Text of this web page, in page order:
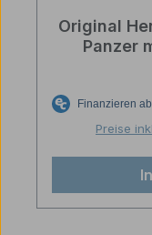
Original
Panzer
Preise